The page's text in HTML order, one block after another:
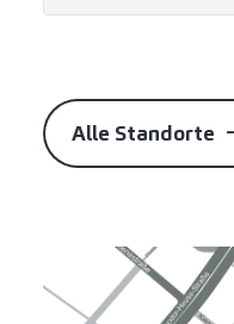
Alle Standorte